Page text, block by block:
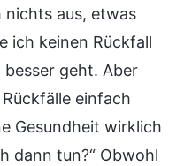
nichts aus, etwas
ich keinen Rückfall
besser geht. Aber
einfach
Gesundheit wirklich
dann tun?“ Obwohl